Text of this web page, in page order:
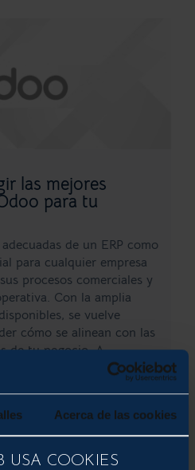
Acerca de las cookies
USA COOKIES
las mejores
para tu
de un ERP como
para cualquier empresa
procesos comerciales y
Con la amplia
se vuelve
cómo se alinean con las
de tu negocio. A